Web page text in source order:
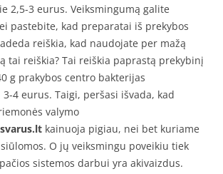
2,5-3 eurus. Veiksmingumą galite
pastebite, kad preparatai iš prekybos
reiškia, kad naudojate per mažą
tai reiškia? Tai reiškia paprastą prekybinį
g prakybos centro bakterijas
4 eurus. Taigi, peršasi išvada, kad
valymo
kainuoja pigiau, nei bet kuriame
O jų veiksmingu poveikiu tiek
sistemos darbui yra akivaizdus.